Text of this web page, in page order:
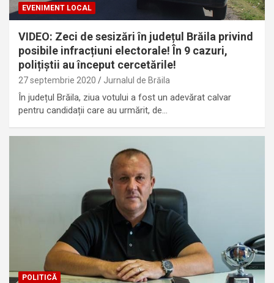
EVENIMENT LOCAL
VIDEO: Zeci de sesizări în județul Brăila privind
posibile infracțiuni electorale! În 9 cazuri,
polițiștii au început cercetările!
27 septembrie 2020 Jurnalul de Brăila
În județul Brăila, ziua votului a fost un adevărat calvar
pentru candidații care au urmărit, de…
POLITICĂ